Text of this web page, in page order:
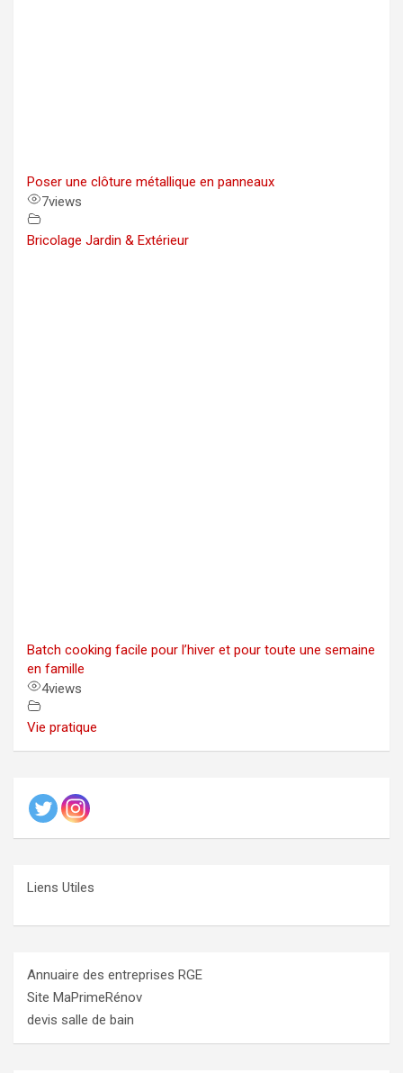
Poser une clôture métallique en panneaux
7views
Bricolage Jardin & Extérieur
Batch cooking facile pour l’hiver et pour toute une semaine
en famille
4views
Vie pratique
Liens Utiles
Annuaire des entreprises RGE
Site MaPrimeRénov
devis salle de bain